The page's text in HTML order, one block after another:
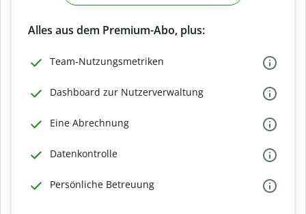
Alles aus dem Premium-Abo, plus:
Team-Nutzungsmetriken
Dashboard zur Nutzerverwaltung
Eine Abrechnung
Datenkontrolle
Persönliche Betreuung